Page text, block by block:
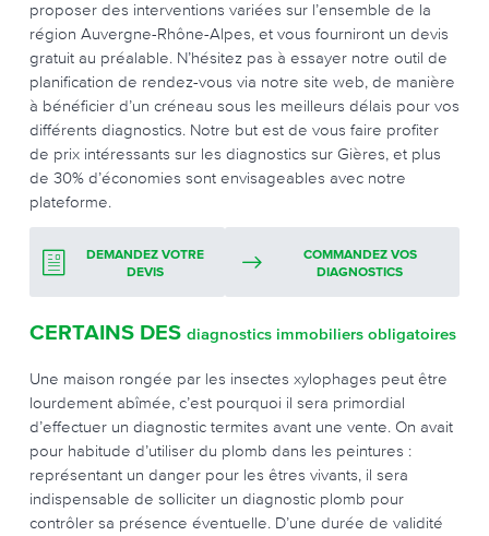
proposer des interventions variées sur l’ensemble de la
région Auvergne-Rhône-Alpes, et vous fourniront un devis
gratuit au préalable. N’hésitez pas à essayer notre outil de
planification de rendez-vous via notre site web, de manière
à bénéficier d’un créneau sous les meilleurs délais pour vos
différents diagnostics. Notre but est de vous faire profiter
de prix intéressants sur les diagnostics sur Gières, et plus
de 30% d’économies sont envisageables avec notre
plateforme.
DEMANDEZ VOTRE
DEVIS
COMMANDEZ VOS
DIAGNOSTICS
CERTAINS DES diagnostics immobiliers obligatoires
Une maison rongée par les insectes xylophages peut être
lourdement abîmée, c’est pourquoi il sera primordial
d’effectuer un diagnostic termites avant une vente. On avait
pour habitude d’utiliser du plomb dans les peintures :
représentant un danger pour les êtres vivants, il sera
indispensable de solliciter un diagnostic plomb pour
contrôler sa présence éventuelle. D’une durée de validité